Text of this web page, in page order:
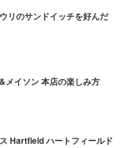
リのサンドイッチを好んだ
メイソン 本店の楽しみ方
Hartfield ハートフィールド